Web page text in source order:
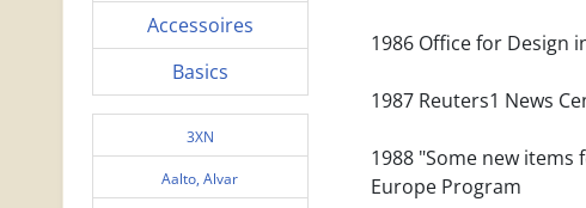
Accessoires
Basics
3XN
Aalto, Alvar
1986 Office for Design
1987 Reuters1 News
1988 "Some new
Europe Program